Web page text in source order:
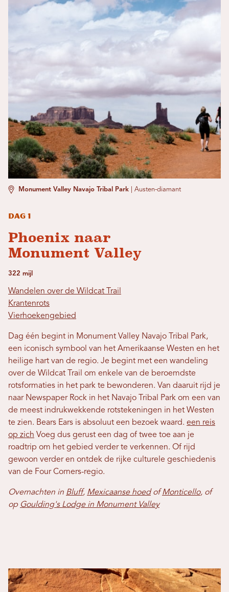
Monument Valley Navajo Tribal Park Austen-diamant
Dag 1
Phoenix naar
Monument Valley
322 mijl
Wandelen over de Wildcat Trail
Krantenrots
Vierhoekengebied
Dag één begint in Monument Valley Navajo Tribal Park,
een iconisch symbool van het Amerikaanse Westen en het
heilige hart van de regio. Je begint met een wandeling
over de Wildcat Trail om enkele van de beroemdste
rotsformaties in het park te bewonderen. Van daaruit rijd je
naar Newspaper Rock in het Navajo Tribal Park om een ​​van
de meest indrukwekkende rotstekeningen in het Westen
te zien. Bears Ears is absoluut een bezoek waard. een reis
op zich Voeg dus gerust een dag of twee toe aan je
roadtrip om het gebied verder te verkennen. Of rijd
gewoon verder en ontdek de rijke culturele geschiedenis
van de Four Corners-regio.
Overnachten in Bluff, Mexicaanse hoedofMonticello, of
op Goulding's Lodge in Monument Valley